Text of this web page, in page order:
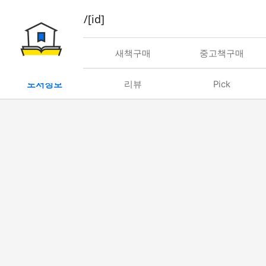
book/rent/[id]
대여 새책구매 중고책구매
도서정보 리뷰 Pick